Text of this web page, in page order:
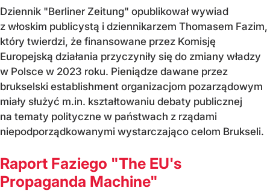
Dziennik "Berliner Zeitung" opublikował wywiad
z włoskim publicystą i dziennikarzem Thomasem Fazim,
który twierdzi, że finansowane przez Komisję
Europejską działania przyczyniły się do zmiany władzy
w Polsce w 2023 roku. Pieniądze dawane przez
brukselski establishment organizacjom pozarządowym
miały służyć m.in. kształtowaniu debaty publicznej
na tematy polityczne w państwach z rządami
niepodporządkowanymi wystarczająco celom Brukseli.
Raport Faziego "The EU's
Propaganda Machine"